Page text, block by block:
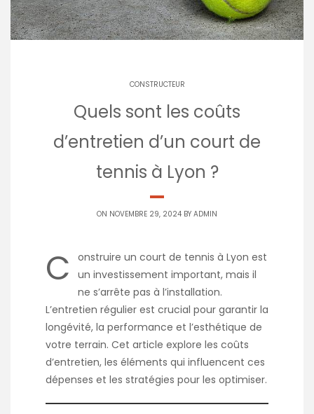
CONSTRUCTEUR
Quels sont les coûts
d’entretien d’un court de
tennis à Lyon ?
ON NOVEMBRE 29, 2024 BY ADMIN
C
onstruire un court de tennis à Lyon est
un investissement important, mais il
ne s’arrête pas à l’installation.
L’entretien régulier est crucial pour garantir la
longévité, la performance et l’esthétique de
votre terrain. Cet article explore les coûts
d’entretien, les éléments qui influencent ces
dépenses et les stratégies pour les optimiser.